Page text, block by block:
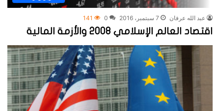
عبد الله عرفان 7 سبتمبر، 2016 0
141
اقتصاد العالم الإسلامي 2008 والأزمة المالية